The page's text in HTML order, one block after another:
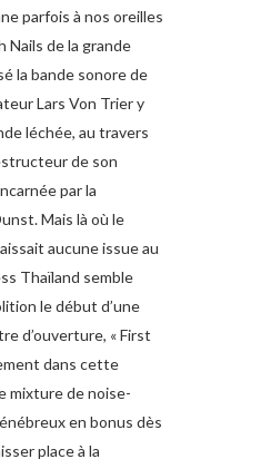
parfois à nos oreilles
Nails de la grande
la bande sonore de
Lars Von Trier y
léchée, au travers
de son
par la
Mais là où le
aucune issue au
Thaïland semble
le début d’une
d’ouverture, « First
dans cette
mixture de noise-
en bonus dès
place à la